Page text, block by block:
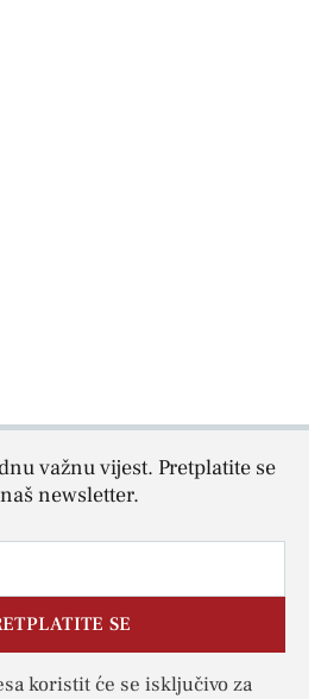
važnu vijest. Pretplatite se
newsletter.
SE
koristit će se isključivo za